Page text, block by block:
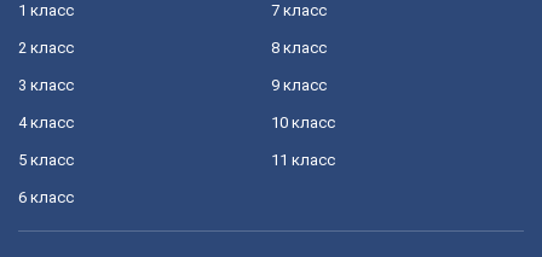
1 класс
2 класс
3 класс
4 класс
5 класс
6 класс
7 класс
8 класс
9 класс
10 класс
11 класс